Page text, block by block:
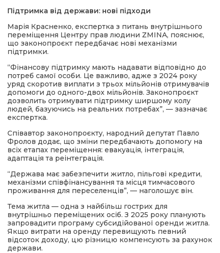
Підтримка від держави: нові підходи
Марія Красненко, експертка з питань внутрішнього
переміщення Центру прав людини ZMINA, пояснює,
що законопроєкт передбачає нові механізми
підтримки.
“Фінансову підтримку мають надавати відповідно до
потреб самої особи. Це важливо, адже з 2024 року
уряд скоротив виплати з трьох мільйонів отримувачів
допомоги до одного-двох мільйонів. Законопроєкт
дозволить отримувати підтримку ширшому колу
людей, базуючись на реальних потребах”, — зазначає
експертка.
Співавтор законопроєкту, народний депутат Павло
Фролов додає, що зміни передбачають допомогу на
всіх етапах переміщення: евакуація, інтеграція,
адаптація та реінтеграція.
“Держава має забезпечити житло, пільгові кредити,
механізми співфінансування та місця тимчасового
проживання для переселенців”, — наголошує він.
Тема житла — одна з найбільш гострих для
внутрішньо переміщених осіб. З 2025 року планують
запровадити програму субсидійованої оренди житла.
Якщо витрати на оренду перевищують певний
відсоток доходу, цю різницю компенсують за рахунок
держави.